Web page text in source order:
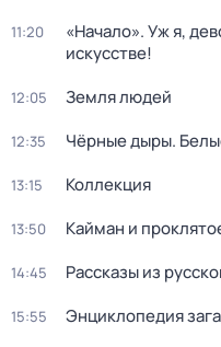
11:20
«Начало». Уж я,
искусстве!
12:05 Земля людей
12:35 Чёрные дыры.
13:15 Коллекция
13:50 Кайман и
14:45 Рассказы из
15:55 Энциклопедия